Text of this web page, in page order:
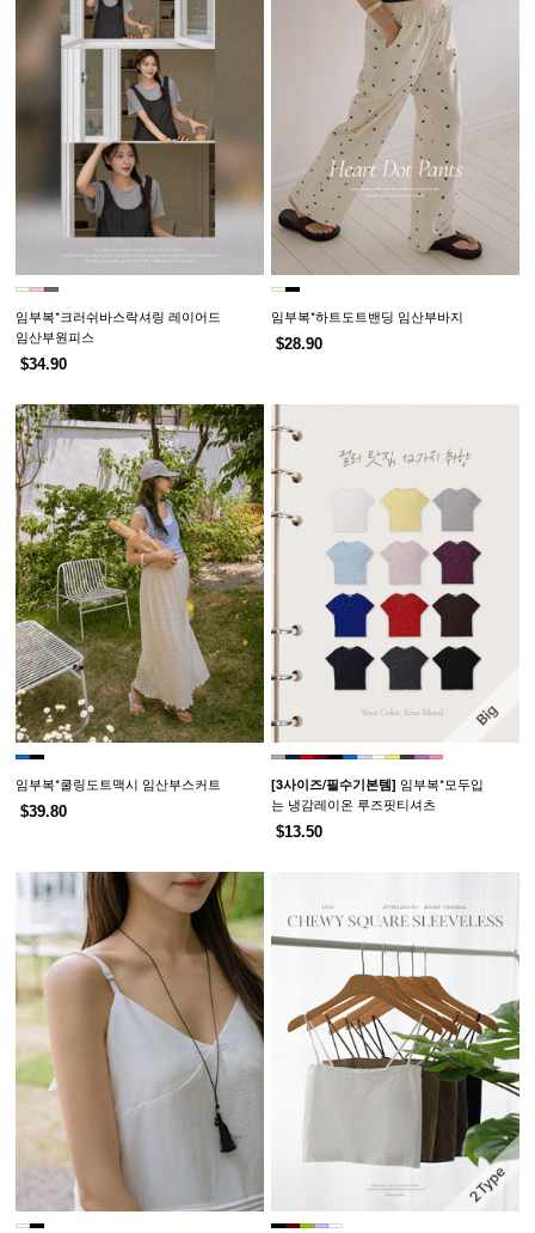
임부복*크러쉬바스락셔링 레이어드
임산부원피스
$34.90
임부복*하트도트밴딩 임산부바지
$28.90
임부복*쿨링도트맥시 임산부스커트
$39.80
[3사이즈/필수기본템] 임부복*모두입
는 냉감레이온 루즈핏티셔츠
$13.50